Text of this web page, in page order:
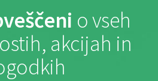
o vseh
akcijah in